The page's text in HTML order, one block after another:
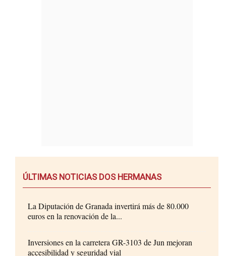
ÚLTIMAS NOTICIAS DOS HERMANAS
La Diputación de Granada invertirá más de 80.000
euros en la renovación de la...
Inversiones en la carretera GR-3103 de Jun mejoran
accesibilidad y seguridad vial